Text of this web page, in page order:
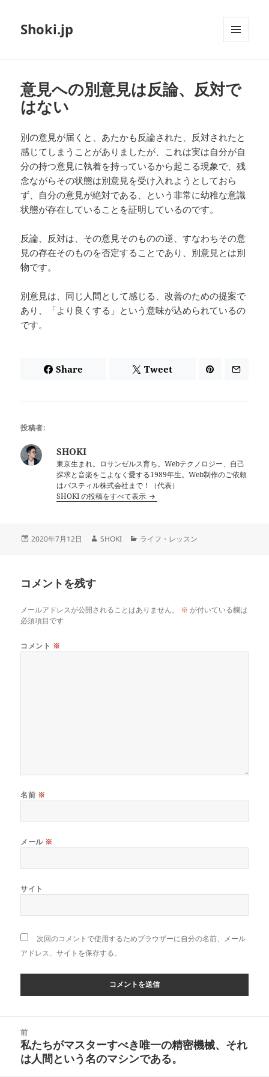
Shoki.jp
意見への別意見は反論、反対で
はない
別の意見が届くと、あたかも反論された、反対されたと
感じてしまうことがありましたが、これは実は自分が自
分の持つ意見に執着を持っているから起こる現象で、残
念ながらその状態は別意見を受け入れようとしておら
ず、自分の意見が絶対である、という非常に幼稚な意識
状態が存在していることを証明しているのです。
反論、反対は、その意見そのものの逆、すなわちその意
見の存在そのものを否定することであり、別意見とは別
物です。
別意見は、同じ人間として感じる、改善のための提案で
あり、「より良くする」という意味が込められているの
です。
Share Tweet
投稿者:
SHOKI
東京生まれ。ロサンゼルス育ち。Webテクノロジー、自己
探求と音楽をこよなく愛する1989年生。Web制作のご依頼
はバスティル株式会社まで！（代表）
SHOKI の投稿をすべて表示
投
2020年7月12日
作
SHOKI
カ
ライフ・レッスン
コメントを残す
メールアドレスが公開されることはありません。 ※ が付いている欄は
必須項目です
コメント ※
名前 ※
メール ※
サイト
次回のコメントで使用するためブラウザーに自分の名前、メール
アドレス、サイトを保存する。
前
前
の
私たちがマスターすべき唯一の精密機械、それ
は人間という名のマシンである。